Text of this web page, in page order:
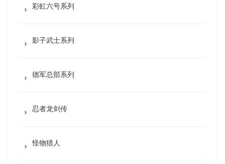
彩虹六号系列
影子武士系列
德军总部系列
忍者龙剑传
怪物猎人